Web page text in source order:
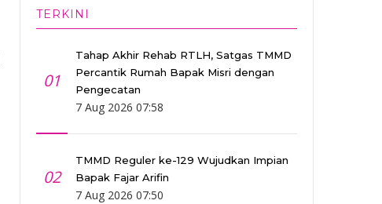
TERKINI
01
Tahap Akhir Rehab RTLH, Satgas TMMD
Percantik Rumah Bapak Misri dengan
Pengecatan
7 Aug 2026 07:58
02
TMMD Reguler ke-129 Wujudkan Impian
Bapak Fajar Arifin
7 Aug 2026 07:50